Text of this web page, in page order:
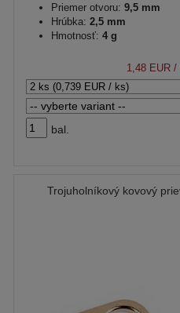
Priemer otvoru: 9,5 mm
Hrúbka: 2,5 mm
Hmotnosť: 4 g
1,48 EUR /
bal.
Trojuholníkový kovový